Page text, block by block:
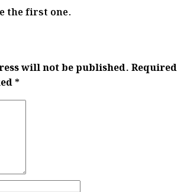
the first one.
will not be published. Required
*